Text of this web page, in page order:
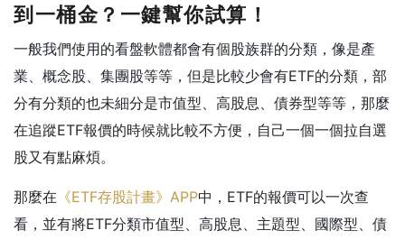
到一桶金？一鍵幫你試算！
一般我們使用的看盤軟體都會有個股族群的分類，像是產
業、概念股、集團股等等，但是比較少會有ETF的分類，部
分有分類的也未細分是市值型、高股息、債券型等等，那麼
在追蹤ETF報價的時候就比較不方便，自己一個一個拉自選
股又有點麻煩。
那麼在 《ETF存股計畫》APP中，ETF的報價可以一次查
看，並有將ETF分類市值型、高股息、主題型、國際型、債